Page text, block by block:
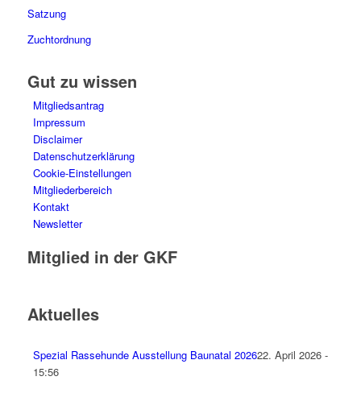
Satzung
Zuchtordnung
Gut zu wissen
Mitgliedsantrag
Impressum
Disclaimer
Datenschutzerklärung
Cookie-Einstellungen
Mitgliederbereich
Kontakt
Newsletter
Mitglied in der GKF
Aktuelles
Spezial Rassehunde Ausstellung Baunatal 202622. April 2026 -
15:56